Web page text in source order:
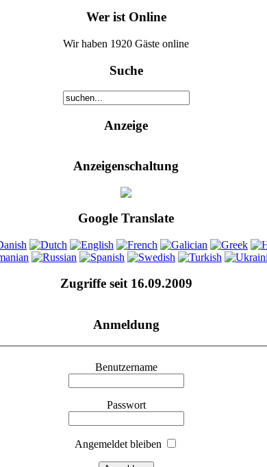
Wer ist Online
Wir haben 1920 Gäste online
Suche
Anzeige
Anzeigenschaltung
Google Translate
Zugriffe seit 16.09.2009
Anmeldung
Benutzername
Passwort
Angemeldet bleiben